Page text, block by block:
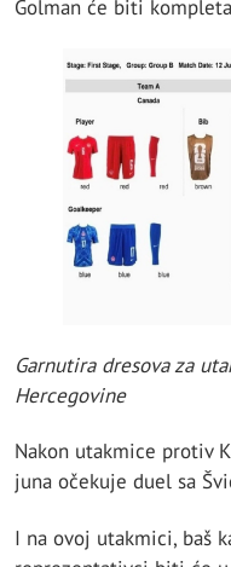
Golman će biti
Garnutira dresova za
Hercegovine
Nakon utakmice protiv
juna očekuje duel sa
I na ovoj utakmici, baš